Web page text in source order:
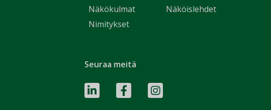
Näkökulmat
Nimitykset
Näköislehdet
Seuraa meitä